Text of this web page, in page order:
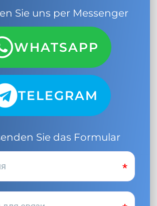
Sie uns per Messenger
WHATSAPP
TELEGRAM
Sie das Formular